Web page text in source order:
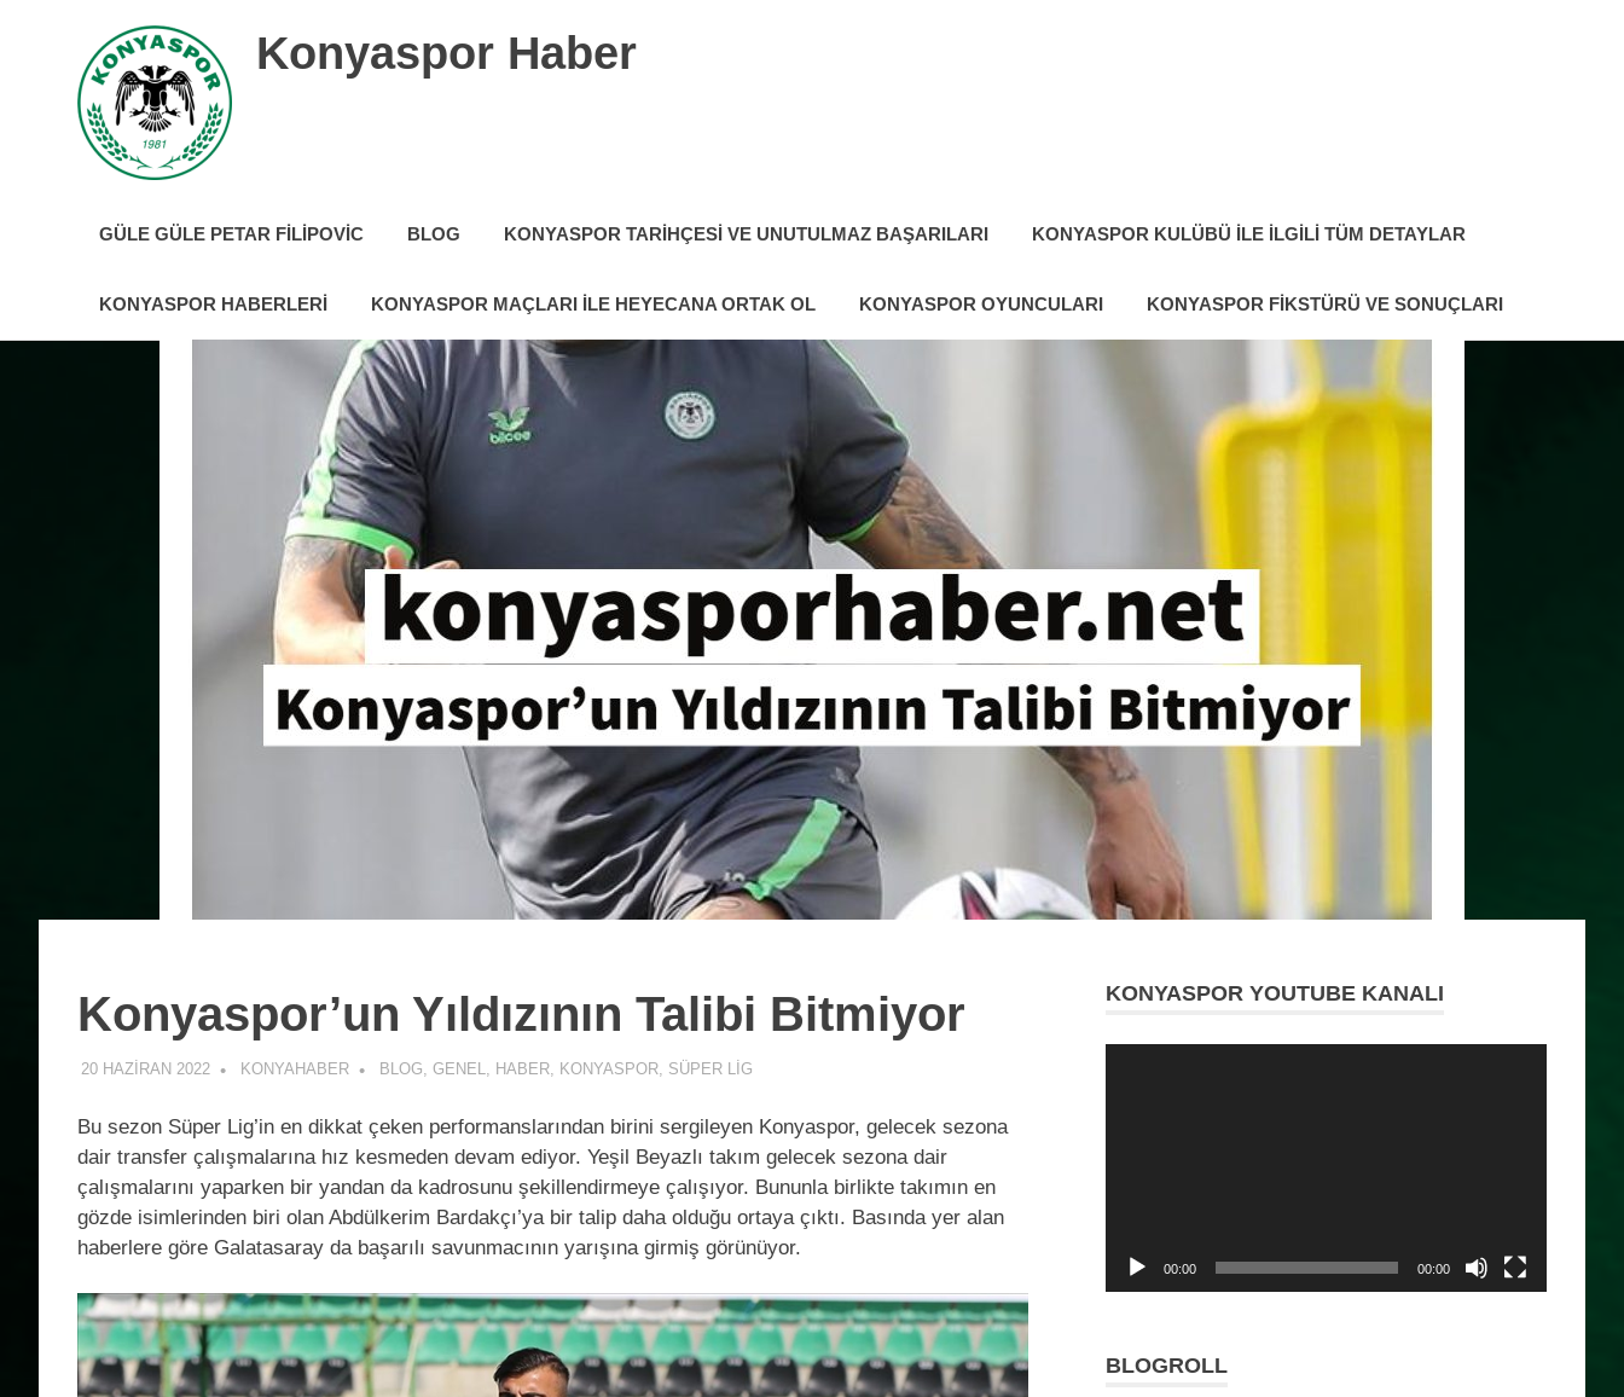
Konyaspor Haber
tümGÜLE GÜLE PETAR FILIPOVIC BLOG KONYASPOR TARIHÇESI VE UNUTULMAZ BAŞARILARI KONYASPOR KULÜBÜ ILE İLGILI TÜM DETAYLAR
KONYASPOR HABERLERI KONYASPOR MAÇLARI ILE HEYECANA ORTAK OL KONYASPOR OYUNCULARI KONYASPOR FIKSTÜRÜ VE SONUÇLARI
Konyaspor’un Yıldızının Talibi Bitmiyor
20 HAZIRAN 2022 KONYAHABER BLOG, GENEL, HABER, KONYASPOR, SÜPER LIG
Bu sezon Süper Lig’in en dikkat çeken performanslarından birini sergileyen Konyaspor, gelecek sezona
dair transfer çalışmalarına hız kesmeden devam ediyor. Yeşil Beyazlı takım gelecek sezona dair
çalışmalarını yaparken bir yandan da kadrosunu şekillendirmeye çalışıyor. Bununla birlikte takımın en
gözde isimlerinden biri olan Abdülkerim Bardakçı’ya bir talip daha olduğu ortaya çıktı. Basında yer alan
haberlere göre Galatasaray da başarılı savunmacının yarışına girmiş görünüyor.
KONYASPOR YOUTUBE KANALI
00:00 00:00
BLOGROLL